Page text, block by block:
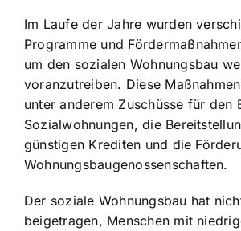
Im Laufe der Jahre wurden
Programme und
um den sozialen Wohnungsbau
voranzutreiben. Diese
unter anderem Zuschüsse für den
Sozialwohnungen, die
günstigen Krediten und die
Wohnungsbaugenossenschaften.
Der soziale Wohnungsbau hat
beigetragen, Menschen mit